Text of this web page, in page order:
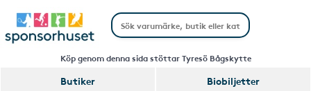
Köp genom denna sida stöttar Tyresö Bågskytte
Butiker
Biobiljetter